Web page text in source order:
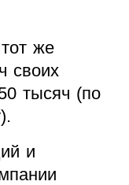
же
своих
тысяч (по
и